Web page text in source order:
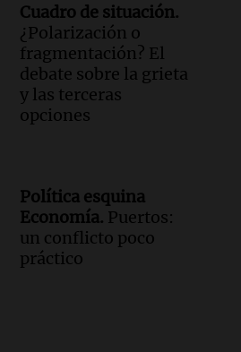
Cuadro de situación.
¿Polarización o
fragmentación? El
debate sobre la grieta
y las terceras
opciones
Política esquina
Economía. Puertos:
un conflicto poco
práctico